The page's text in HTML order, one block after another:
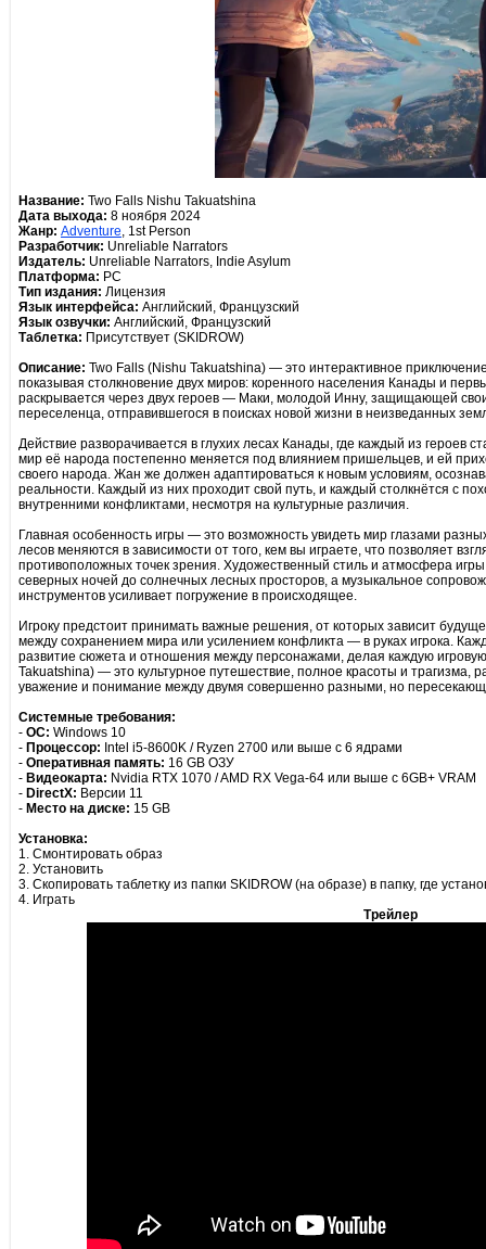
Название: Two Falls Nishu Takuatshina
Дата выхода: 8 ноября 2024
Жанр: Adventure, 1st Person
Разработчик: Unreliable Narrators
Издатель: Unreliable Narrators, Indie Asylum
Платформа: PC
Тип издания: Лицензия
Язык интерфейса: Английский, Французский
Язык озвучки: Английский, Французский
Таблетка: Присутствует (SKIDROW)
Описание: Two Falls (Nishu Takuatshina) — это интерактивное
показывая столкновение двух миров: коренного населения Канады и
раскрывается через двух героев — Маки, молодой Инну, защищающей
переселенца, отправившегося в поисках новой жизни в неизведанных
Действие разворачивается в глухих лесах Канады, где каждый из героев
мир её народа постепенно меняется под влиянием пришельцев, и ей
своего народа. Жан же должен адаптироваться к новым условиям,
реальности. Каждый из них проходит свой путь, и каждый столкнётся с
внутренними конфликтами, несмотря на культурные различия.
Главная особенность игры — это возможность увидеть мир глазами
лесов меняются в зависимости от того, кем вы играете, что позволяет
противоположных точек зрения. Художественный стиль и атмосфера
северных ночей до солнечных лесных просторов, а музыкальное
инструментов усиливает погружение в происходящее.
Игроку предстоит принимать важные решения, от которых зависит
между сохранением мира или усилением конфликта — в руках игрока.
развитие сюжета и отношения между персонажами, делая каждую
Takuatshina) — это культурное путешествие, полное красоты и трагизма,
уважение и понимание между двумя совершенно разными, но
Системные требования:
- ОС: Windows 10
- Процессор: Intel i5-8600K / Ryzen 2700 или выше с 6 ядрами
- Оперативная память: 16 GB ОЗУ
- Видеокарта: Nvidia RTX 1070 / AMD RX Vega-64 или выше с 6GB+ VRAM
- DirectX: Версии 11
- Место на диске: 15 GB
Установка:
1. Смонтировать образ
2. Установить
3. Скопировать таблетку из папки SKIDROW (на образе) в папку, где
4. Играть
Трейлер